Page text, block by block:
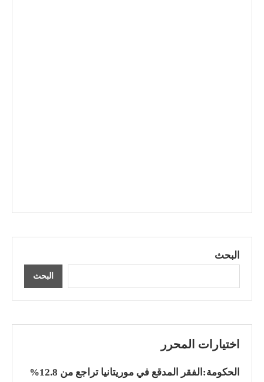
البحث
البحث
اختيارات المحرر
الحكومة:الفقر المدقع في موريتانيا تراجع من 12.8%